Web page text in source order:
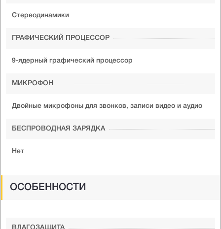
Стереодинамики
ГРАФИЧЕСКИЙ ПРОЦЕССОР
9-ядерный графический процессор
МИКРОФОН
Двойные микрофоны для звонков, записи видео и аудио
БЕСПРОВОДНАЯ ЗАРЯДКА
Нет
ОСОБЕННОСТИ